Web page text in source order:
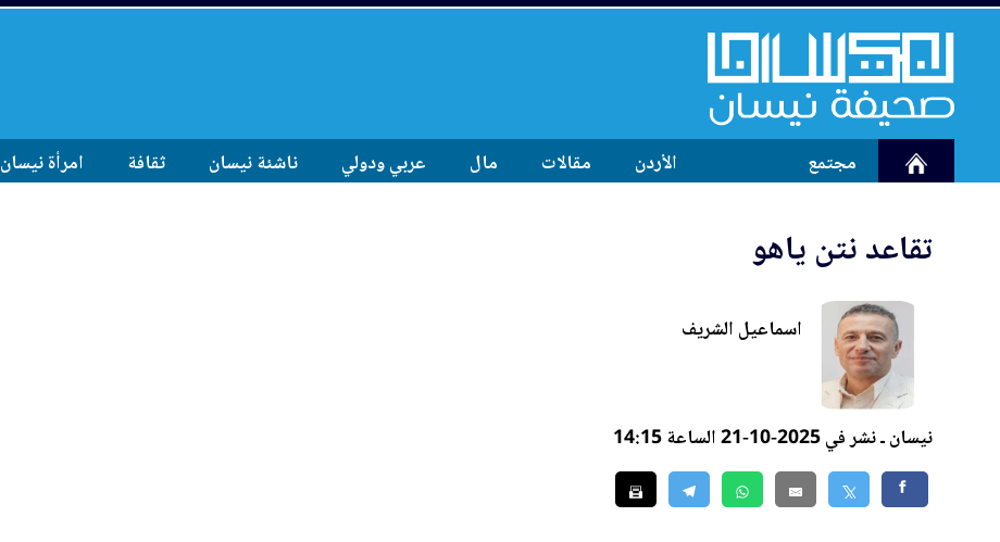
مجتمع الأردن مقالات مال عربي ودولي ناشئة نيسان ثقافة امرأة نيسان
تقاعد نتن ياهو
اسماعيل الشريف
نيسان ـ نشر في 2025-10-21 الساعة 14:15